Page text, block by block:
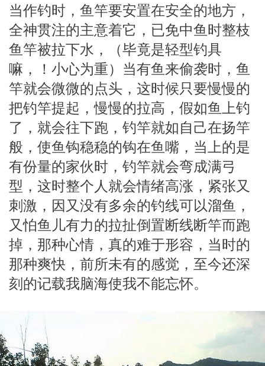
当作钓时，鱼竿要安置在安全的地方，
全神贯注的主意着它，已免中鱼时整枝
鱼竿被拉下水，（毕竟是轻型钓具
嘛，！小心为重）当有鱼来偷袭时，鱼
竿就会微微的点头，这时候只要慢慢的
把钓竿提起，慢慢的拉高，假如鱼上钓
了，就会往下跑，钓竿就如自己在扬竿
般，使鱼钩稳稳的钩在鱼嘴，当上的是
有份量的家伙时，钓竿就会弯成满弓
型，这时整个人就会情绪高涨，紧张又
刺激，因又没有多余的钓线可以溜鱼，
又怕鱼儿有力的拉扯倒置断线断竿而跑
掉，那种心情，真的难于形容，当时的
那种爽快，前所未有的感觉，至今还深
刻的记载我脑海使我不能忘怀。